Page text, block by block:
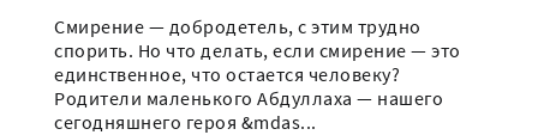
Смирение — добродетель, с этим трудно
спорить. Но что делать, если смирение — это
единственное, что остается человеку?
Родители маленького Абдуллаха — нашего
сегодняшнего героя &mdas...